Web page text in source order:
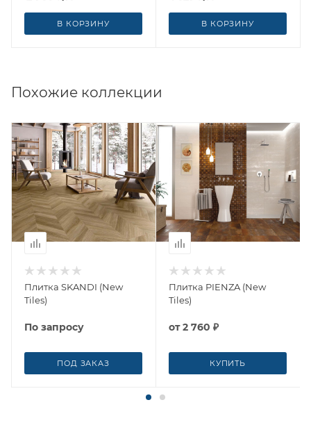
В КОРЗИНУ В КОРЗИНУ
Похожие коллекции
Плитка SKANDI (New
Tiles)
По запросу
ПОД ЗАКАЗ
Плитка PIENZA (New
Tiles)
от2 760 ₽
КУПИТЬ